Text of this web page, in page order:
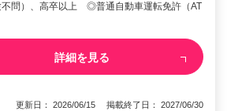
不問）、高卒以上 ◎普通自動車運転免許（AT
詳細を見る
更新日： 2026/06/15 掲載終了日： 2027/06/30